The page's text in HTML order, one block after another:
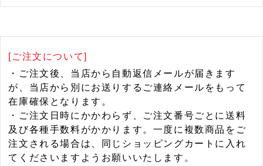
[ご注文について]
・ご注文後、当店から自動返信メールが届きます
が、当店から別にお送りするご連絡メールをもって
在庫確保となります。
・ご注文日時にかかわらず、ご注文番号ごとに送料
及び各種手数料がかかります。一度に複数商品をご
注文される場合は、同じショッピングカートに入れ
てくださいますようお願いいたします。